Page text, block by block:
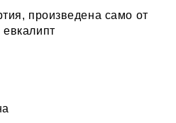
произведена само от